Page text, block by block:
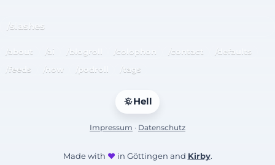
/slashes
/about /ai /blogroll /colophon /contact
/defaults
/feeds
/now /podroll /tags
Hell
Impressum · Datenschutz
Made with ♥ in Göttingen and Kirby.